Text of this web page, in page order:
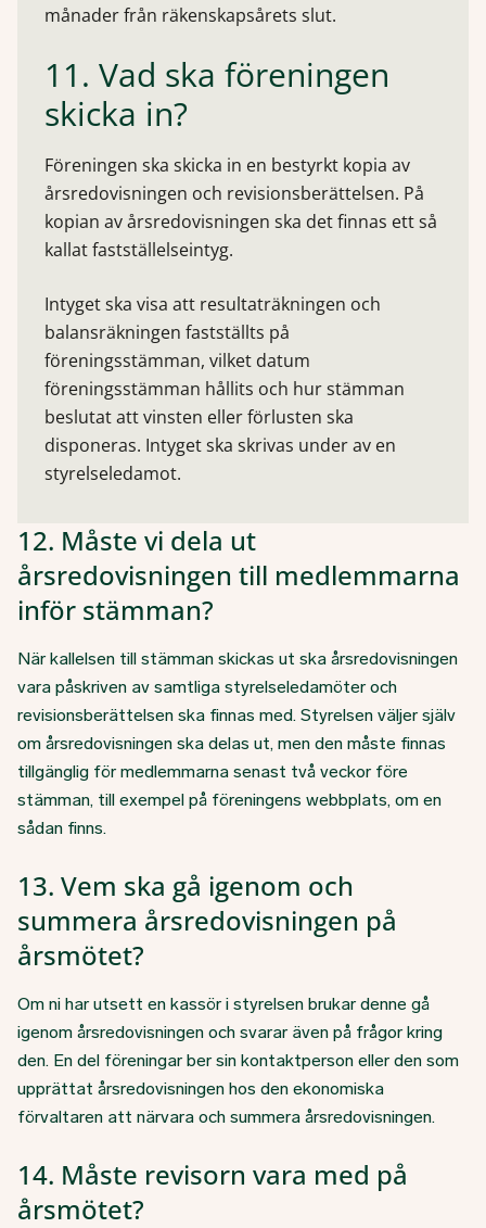
månader från räkenskapsårets slut.
11. Vad ska föreningen
skicka in?
Föreningen ska skicka in en bestyrkt kopia av
årsredovisningen och revisionsberättelsen. På
kopian av årsredovisningen ska det finnas ett så
kallat fastställelseintyg.
Intyget ska visa att resultaträkningen och
balansräkningen fastställts på
föreningsstämman, vilket datum
föreningsstämman hållits och hur stämman
beslutat att vinsten eller förlusten ska
disponeras. Intyget ska skrivas under av en
styrelseledamot.
12. Måste vi dela ut
årsredovisningen till medlemmarna
inför stämman?
När kallelsen till stämman skickas ut ska årsredovisningen
vara påskriven av samtliga styrelseledamöter och
revisionsberättelsen ska finnas med. Styrelsen väljer själv
om årsredovisningen ska delas ut, men den måste finnas
tillgänglig för medlemmarna senast två veckor före
stämman, till exempel på föreningens webbplats, om en
sådan finns.
13. Vem ska gå igenom och
summera årsredovisningen på
årsmötet?
Om ni har utsett en kassör i styrelsen brukar denne gå
igenom årsredovisningen och svarar även på frågor kring
den. En del föreningar ber sin kontaktperson eller den som
upprättat årsredovisningen hos den ekonomiska
förvaltaren att närvara och summera årsredovisningen.
14. Måste revisorn vara med på
årsmötet?